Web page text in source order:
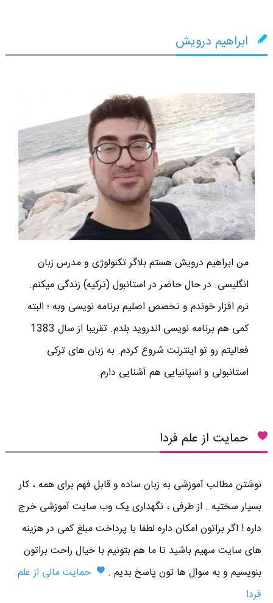
ابراهیم درویش
من ابراهیم درویش هستم بلاگر تکنولوژی و مدرس زبان
انگلیسی. در حال حاضر در استانبول (ترکیه) زندگی میکنم.
نرم افزار خوندم و تخصص اصلیم برنامه نویسی وبه ؛ البته
کمی هم برنامه نویسی اندروید بلدم. تقریبا از سال 1383
فعالیتم رو تو اینترنت شروع کردم. به زبان های ترکی
استانبولی و اسپانیایی هم آشنایی دارم.
حمایت از علم فردا
نوشتن مطالب آموزشی به زبان ساده و قابل فهم برای همه ، کار
بسیار سختیه . از طرفی ، نگهداری یک وب سایت آموزشی خرج
داره ! اگر براتون امکان داره لطفا با پرداخت مبلغ کمی در هزینه
های سایت سهیم باشید تا ما هم بتونیم با خیال راحت براتون
بنویسیم و به سوال ها تون پاسخ بدیم .
حمایت مالی از علم
فردا